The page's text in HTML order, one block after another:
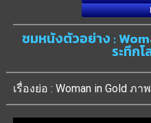
ชมหนังตัวอย่าง :
ระทึก
เรื่องย่อ : Woman in Gold ภ